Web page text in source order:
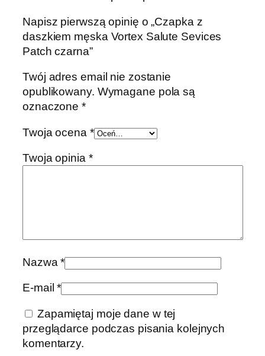
Napisz pierwszą opinię o „Czapka z
daszkiem męska Vortex Salute Sevices
Patch czarna”
Twój adres email nie zostanie
opublikowany. Wymagane pola są
oznaczone*
Twoja ocena *
Twoja opinia *
Nazwa*
E-mail*
Zapamiętaj moje dane w tej
przeglądarce podczas pisania kolejnych
komentarzy.